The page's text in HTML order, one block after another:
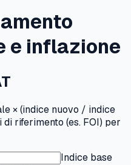
e inflazione
× (indice nuovo / indice
riferimento (es. FOI) per
Indice base